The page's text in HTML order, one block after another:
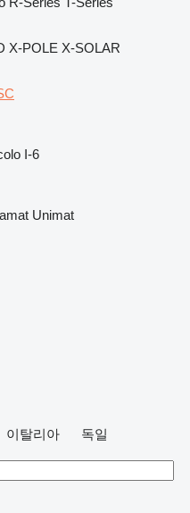
X-POLE X-SOLAR
I-6
Unimat
이탈리아
독일